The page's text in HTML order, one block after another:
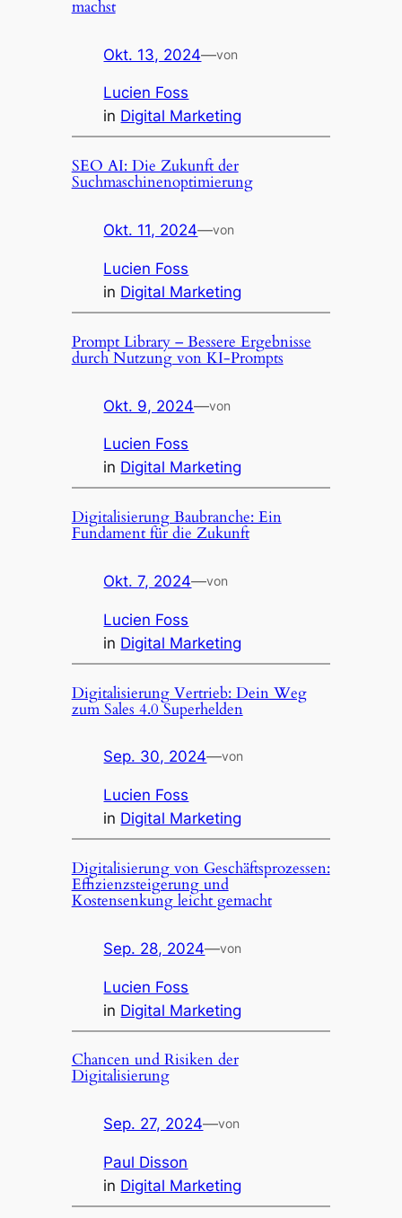
machst
Okt. 13, 2024—von
Lucien Foss
in Digital Marketing
SEO AI: Die Zukunft der
Suchmaschinenoptimierung
Okt. 11, 2024—von
Lucien Foss
in Digital Marketing
Prompt Library – Bessere Ergebnisse
durch Nutzung von KI-Prompts
Okt. 9, 2024—von
Lucien Foss
in Digital Marketing
Digitalisierung Baubranche: Ein
Fundament für die Zukunft
Okt. 7, 2024—von
Lucien Foss
in Digital Marketing
Digitalisierung Vertrieb: Dein Weg
zum Sales 4.0 Superhelden
Sep. 30, 2024—von
Lucien Foss
in Digital Marketing
Digitalisierung von Geschäftsprozessen:
Effizienzsteigerung und
Kostensenkung leicht gemacht
Sep. 28, 2024—von
Lucien Foss
in Digital Marketing
Chancen und Risiken der
Digitalisierung
Sep. 27, 2024—von
Paul Disson
in Digital Marketing